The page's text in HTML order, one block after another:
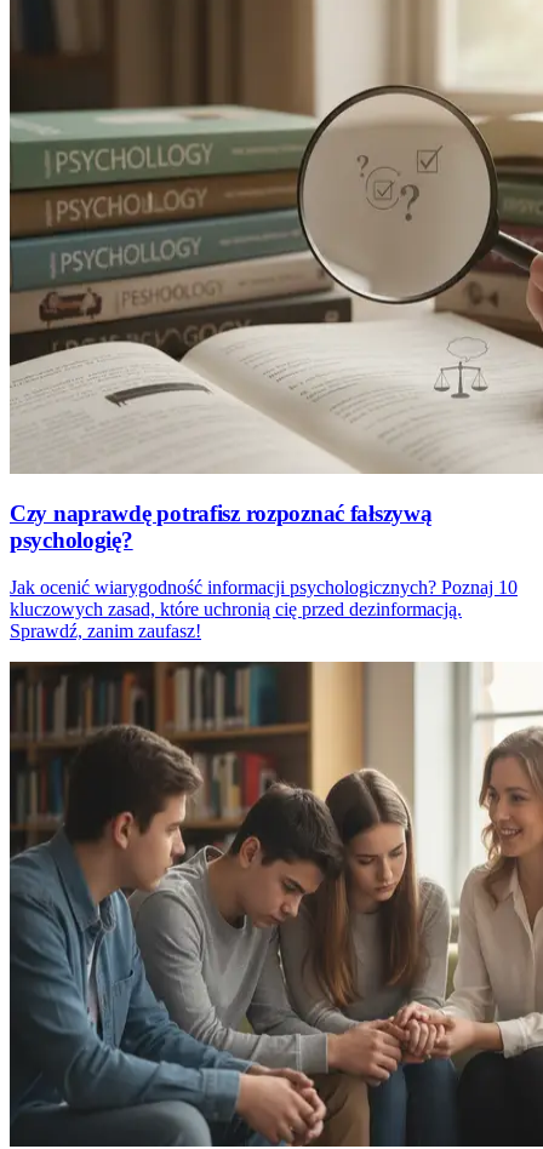
Czy naprawdę potrafisz rozpoznać fałszywą
psychologię?
Jak ocenić wiarygodność informacji psychologicznych? Poznaj 10
kluczowych zasad, które uchronią cię przed dezinformacją.
Sprawdź, zanim zaufasz!